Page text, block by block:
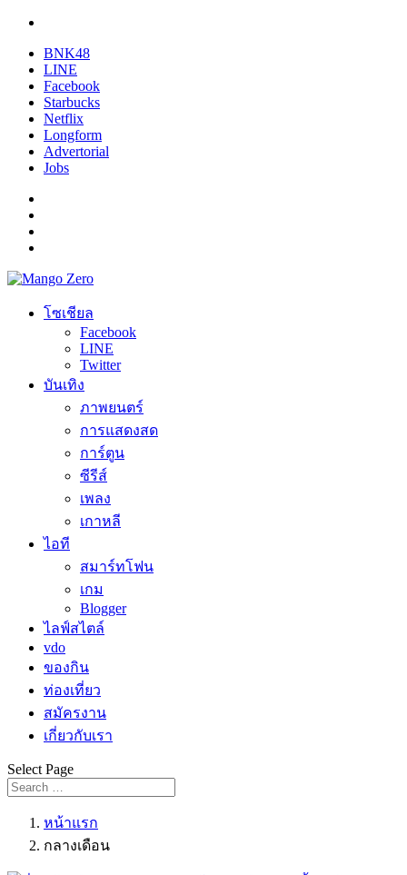
BNK48
LINE
Facebook
Starbucks
Netflix
Longform
Advertorial
Jobs
โซเชียล
Facebook
LINE
Twitter
บันเทิง
ภาพยนตร์
การแสดงสด
การ์ตูน
ซีรีส์
เพลง
เกาหลี
ไอที
สมาร์ทโฟน
เกม
Blogger
ไลฟ์สไตล์
vdo
ของกิน
ท่องเที่ยว
สมัครงาน
เกี่ยวกับเรา
Select Page
หน้าแรก
กลางเดือน